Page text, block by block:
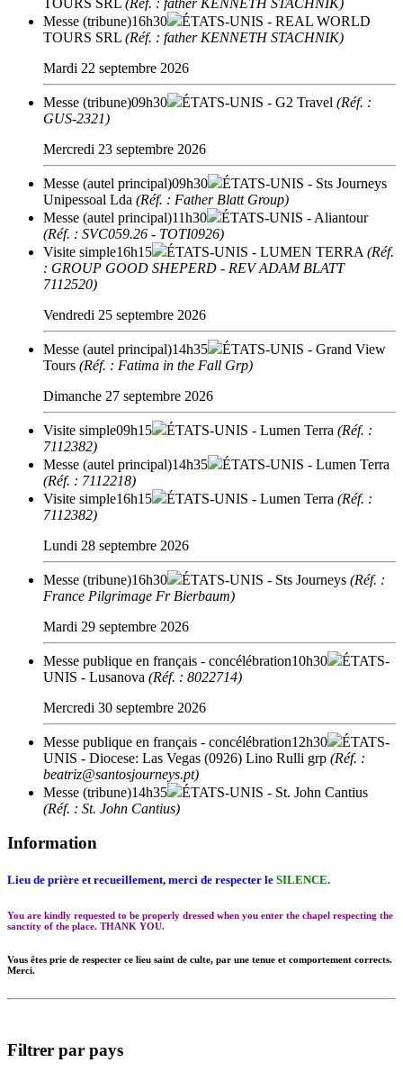
Messe (tribune)16h30 ÉTATS-UNIS - REAL WORLD
TOURS SRL (Réf. : father KENNETH STACHNIK)
Mardi 22 septembre 2026
Messe (tribune)09h30 ÉTATS-UNIS - G2 Travel (Réf. :
GUS-2321)
Mercredi 23 septembre 2026
Messe (autel principal)09h30 ÉTATS-UNIS - Sts Journeys
Unipessoal Lda (Réf. : Father Blatt Group)
Messe (autel principal)11h30 ÉTATS-UNIS - Aliantour
(Réf. : SVC059.26 - TOTI0926)
Visite simple16h15 ÉTATS-UNIS - LUMEN TERRA (Réf.
: GROUP GOOD SHEPERD - REV ADAM BLATT
7112520)
Vendredi 25 septembre 2026
Messe (autel principal)14h35 ÉTATS-UNIS - Grand View
Tours (Réf. : Fatima in the Fall Grp)
Dimanche 27 septembre 2026
Visite simple09h15 ÉTATS-UNIS - Lumen Terra (Réf. :
7112382)
Messe (autel principal)14h35 ÉTATS-UNIS - Lumen Terra
(Réf. : 7112218)
Visite simple16h15 ÉTATS-UNIS - Lumen Terra (Réf. :
7112382)
Lundi 28 septembre 2026
Messe (tribune)16h30 ÉTATS-UNIS - Sts Journeys (Réf. :
France Pilgrimage Fr Bierbaum)
Mardi 29 septembre 2026
Messe publique en français - concélébration10h30
ÉTATS-
UNIS - Lusanova (Réf. : 8022714)
Mercredi 30 septembre 2026
Messe publique en français - concélébration12h30
ÉTATS-
UNIS - Diocese: Las Vegas (0926) Lino Rulli grp (Réf. :
beatriz@santosjourneys.pt)
Messe (tribune)14h35 ÉTATS-UNIS - St. John Cantius
(Réf. : St. John Cantius)
Information
Lieu de prière et recueillement, merci de respecter le SILENCE.
You are kindly requested to be properly dressed when you enter the chapel respecting the
sanctity of the place. THANK YOU.
Vous êtes prie de respecter ce lieu saint de culte, par une tenue et comportement corrects.
Merci.
Filtrer par pays